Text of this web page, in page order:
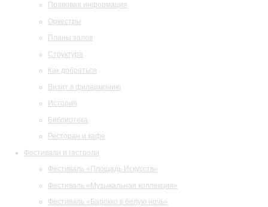
Правовая информация
Оркестры
Планы залов
Структура
Как добраться
Визит в филармонию
История
Библиотека
Ресторан и кафе
Фестивали и гастроли
Фестиваль «Площадь Искусств»
Фестиваль «Музыкальная коллекция»
Фестиваль «Барокко в белую ночь»